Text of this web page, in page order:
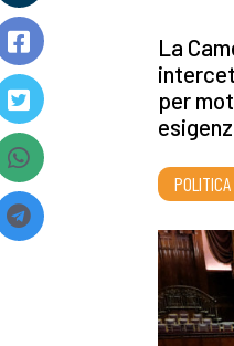
La
per
POLITICA